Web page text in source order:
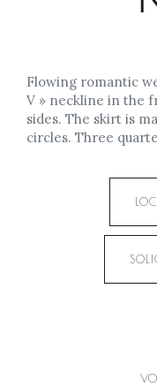
Flowing romantic
V » neckline in the
sides. The skirt is
circles. Three